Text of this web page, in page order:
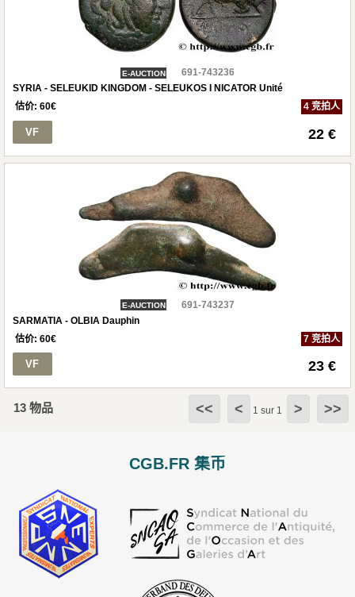
E-AUCTION
691-743236
SYRIA - SELEUKID KINGDOM - SELEUKOS I NICATOR Unité
估价: 60€ 4 竞拍人
VF 22 €
E-AUCTION
691-743237
SARMATIA - OLBIA Dauphin
估价: 60€ 7 竞拍人
VF 23 €
13 物品 << < 1 sur 1 > >>
CGB.FR 集币